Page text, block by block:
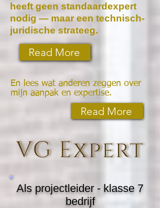
heeft geen standaardexpert
nodig — maar een technisch-
juridische strateeg.
Read More
En lees wat anderen zeggen over
mijn aanpak en expertise.
Read More
Als projectleider - klasse 7
bedrijf